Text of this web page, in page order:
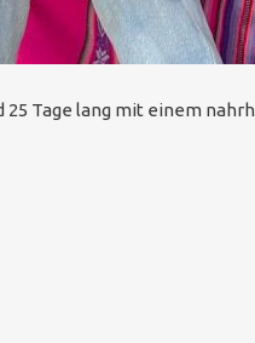
25 Tage lang mit einem